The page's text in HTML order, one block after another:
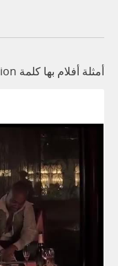
أمثلة أفلام بها كلمة Coalition